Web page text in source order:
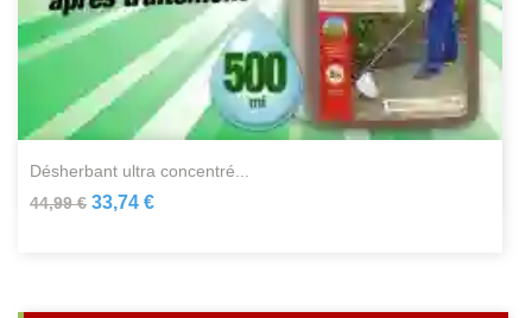
désherbant ultra concentré...
44,99 € 33,74 €